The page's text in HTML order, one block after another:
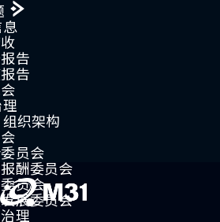
告
告
织架构
员会
酬委员会
员会
展委员会
理